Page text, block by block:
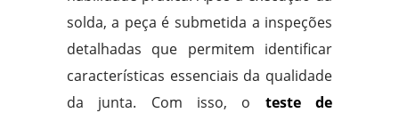
solda, a peça é submetida a inspeções
detalhadas que permitem identificar
características essenciais da qualidade
da junta. Com isso, o teste de